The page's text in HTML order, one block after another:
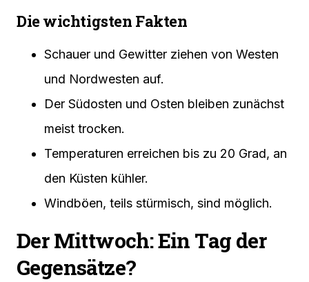
Die wichtigsten Fakten
Schauer und Gewitter ziehen von Westen
und Nordwesten auf.
Der Südosten und Osten bleiben zunächst
meist trocken.
Temperaturen erreichen bis zu 20 Grad, an
den Küsten kühler.
Windböen, teils stürmisch, sind möglich.
Der Mittwoch: Ein Tag der
Gegensätze?